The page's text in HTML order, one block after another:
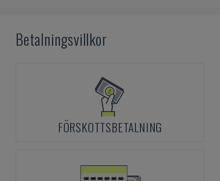
Betalningsvillkor
FÖRSKOTTSBETALNING